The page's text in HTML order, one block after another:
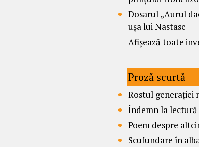
Dosarul „Aurul
ușa lui Nastase
Afișează toate
Proză scurtă
Rostul generației
Îndemn la lectură
Poem despre
Scufundare în